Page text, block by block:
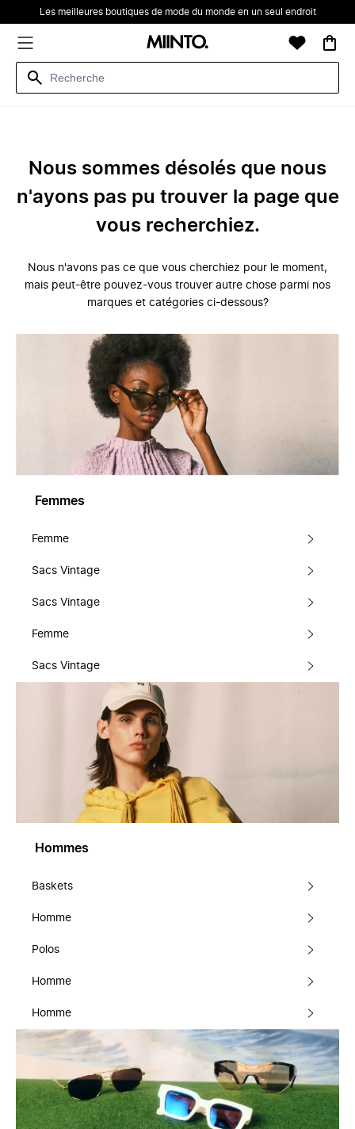
Les meilleures boutiques de mode du monde en un seul endroit
Nous sommes désolés que nous
n'ayons pas pu trouver la page que
vous recherchiez.
Nous n'avons pas ce que vous cherchiez pour le moment,
mais peut-être pouvez-vous trouver autre chose parmi nos
marques et catégories ci-dessous?
Femmes
Femme
Sacs Vintage
Sacs Vintage
Femme
Sacs Vintage
Hommes
Baskets
Homme
Polos
Homme
Homme